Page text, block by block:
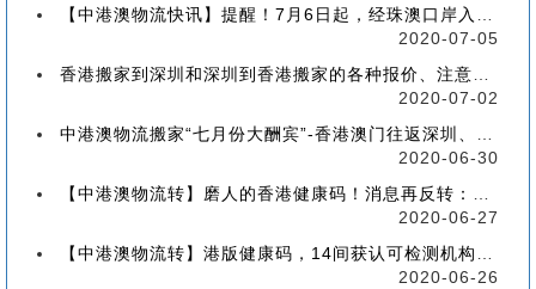
【中港澳物流快讯】提醒！7月6日起，经珠澳口岸入境有新变化！
2020-07-05
香港搬家到深圳和深圳到香港搬家的各种报价、注意事项和派送价格【深港搬家价格查询】
2020-07-02
中港澳物流搬家“七月份大酬宾”-香港澳门往返深圳、珠海、中山、广州等中港澳搬屋搬家
2020-06-30
【中港澳物流转】磨人的香港健康码！消息再反转：或下周一启用！
2020-06-27
【中港澳物流转】港版健康码，14间获认可检测机构确定！
2020-06-26